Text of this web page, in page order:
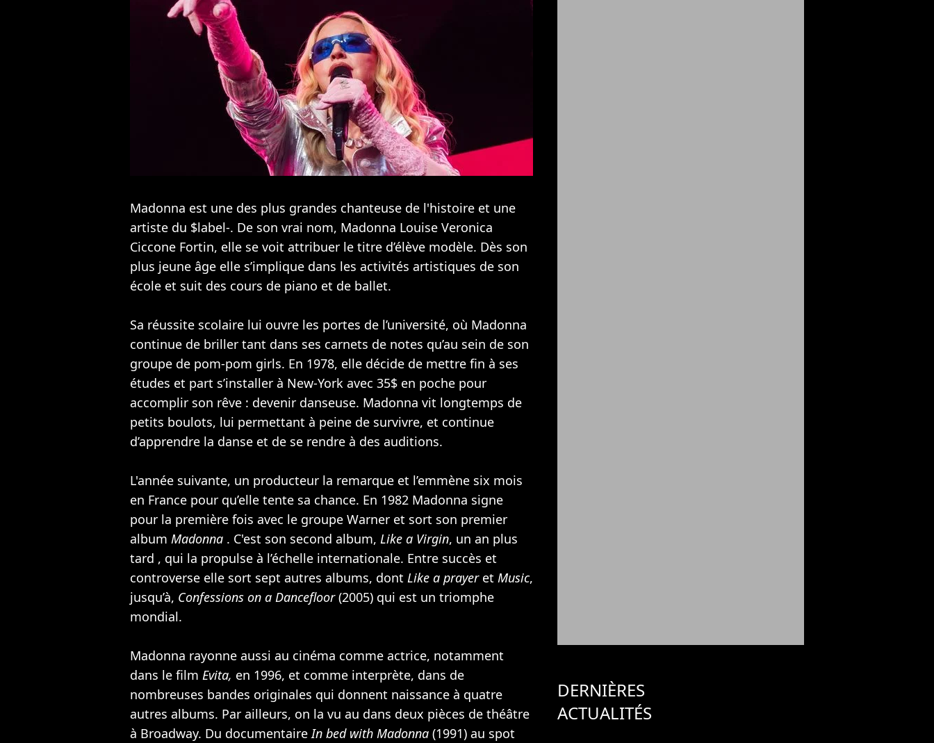
Madonna est une des plus grandes chanteuse de l'histoire et une
artiste du $label-. De son vrai nom, Madonna Louise Veronica
Ciccone Fortin, elle se voit attribuer le titre d’élève modèle. Dès son
plus jeune âge elle s’implique dans les activités artistiques de son
école et suit des cours de piano et de ballet.
Sa réussite scolaire lui ouvre les portes de l’université, où Madonna
continue de briller tant dans ses carnets de notes qu’au sein de son
groupe de pom-pom girls. En 1978, elle décide de mettre fin à ses
études et part s’installer à New-York avec 35$ en poche pour
accomplir son rêve : devenir danseuse. Madonna vit longtemps de
petits boulots, lui permettant à peine de survivre, et continue
d’apprendre la danse et de se rendre à des auditions.
L'année suivante, un producteur la remarque et l’emmène six mois
en France pour qu’elle tente sa chance. En 1982 Madonna signe
pour la première fois avec le groupe Warner et sort son premier
album Madonna . C'est son second album, Like a Virgin, un an plus
tard , qui la propulse à l’échelle internationale. Entre succès et
controverse elle sort sept autres albums, dont Like a prayer et Music,
jusqu’à, Confessions on a Dancefloor(2005) qui est un triomphe
mondial.
Madonna rayonne aussi au cinéma comme actrice, notamment
dans le film Evita, en 1996, et comme interprète, dans de
nombreuses bandes originales qui donnent naissance à quatre
autres albums. Par ailleurs, on la vu au dans deux pièces de théâtre
à Broadway. Du documentaireIn bed with Madonna (1991) au spot
DERNIÈRES
ACTUALITÉS